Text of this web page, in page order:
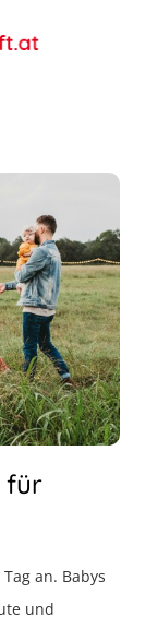
für
an. Babys
und